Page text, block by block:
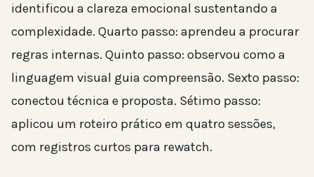
identificou a clareza emocional sustentando a
complexidade. Quarto passo: aprendeu a procurar
regras internas. Quinto passo: observou como a
linguagem visual guia compreensão. Sexto passo:
conectou técnica e proposta. Sétimo passo:
aplicou um roteiro prático em quatro sessões,
com registros curtos para rewatch.